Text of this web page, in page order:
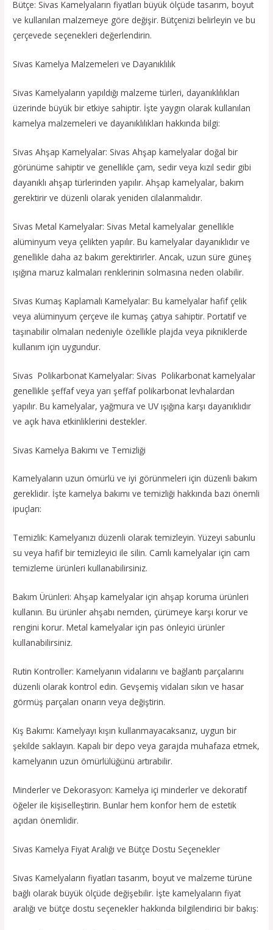
Bütçe: Sivas Kamelyaların fiyatları büyük ölçüde tasarım, boyut
ve kullanılan malzemeye göre değişir. Bütçenizi belirleyin ve bu
çerçevede seçenekleri değerlendirin.
Sivas Kamelya Malzemeleri ve Dayanıklılık
Sivas Kamelyaların yapıldığı malzeme türleri, dayanıklılıkları
üzerinde büyük bir etkiye sahiptir. İşte yaygın olarak kullanılan
kamelya malzemeleri ve dayanıklılıkları hakkında bilgi:
Sivas Ahşap Kamelyalar: Sivas Ahşap kamelyalar doğal bir
görünüme sahiptir ve genellikle çam, sedir veya kızıl sedir gibi
dayanıklı ahşap türlerinden yapılır. Ahşap kamelyalar, bakım
gerektirir ve düzenli olarak yeniden cilalanmalıdır.
Sivas Metal Kamelyalar: Sivas Metal kamelyalar genellikle
alüminyum veya çelikten yapılır. Bu kamelyalar dayanıklıdır ve
genellikle daha az bakım gerektirirler. Ancak, uzun süre güneş
ışığına maruz kalmaları renklerinin solmasına neden olabilir.
Sivas Kumaş Kaplamalı Kamelyalar: Bu kamelyalar hafif çelik
veya alüminyum çerçeve ile kumaş çatıya sahiptir. Portatif ve
taşınabilir olmaları nedeniyle özellikle plajda veya pikniklerde
kullanım için uygundur.
Sivas Polikarbonat Kamelyalar: Sivas Polikarbonat kamelyalar
genellikle şeffaf veya yarı şeffaf polikarbonat levhalardan
yapılır. Bu kamelyalar, yağmura ve UV ışığına karşı dayanıklıdır
ve açık hava etkinliklerini destekler.
Sivas Kamelya Bakımı ve Temizliği
Kamelyaların uzun ömürlü ve iyi görünmeleri için düzenli bakım
gereklidir. İşte kamelya bakımı ve temizliği hakkında bazı önemli
ipuçları:
Temizlik: Kamelyanızı düzenli olarak temizleyin. Yüzeyi sabunlu
su veya hafif bir temizleyici ile silin. Camlı kamelyalar için cam
temizleme ürünleri kullanabilirsiniz.
Bakım Ürünleri: Ahşap kamelyalar için ahşap koruma ürünleri
kullanın. Bu ürünler ahşabı nemden, çürümeye karşı korur ve
rengini korur. Metal kamelyalar için pas önleyici ürünler
kullanabilirsiniz.
Rutin Kontroller: Kamelyanın vidalarını ve bağlantı parçalarını
düzenli olarak kontrol edin. Gevşemiş vidaları sıkın ve hasar
görmüş parçaları onarın veya değiştirin.
Kış Bakımı: Kamelyayı kışın kullanmayacaksanız, uygun bir
şekilde saklayın. Kapalı bir depo veya garajda muhafaza etmek,
kamelyanın uzun ömürlülüğünü artırabilir.
Minderler ve Dekorasyon: Kamelya içi minderler ve dekoratif
öğeler ile kişiselleştirin. Bunlar hem konfor hem de estetik
açıdan önemlidir.
Sivas Kamelya Fiyat Aralığı ve Bütçe Dostu Seçenekler
Sivas Kamelyaların fiyatları tasarım, boyut ve malzeme türüne
bağlı olarak büyük ölçüde değişebilir. İşte kamelyaların fiyat
aralığı ve bütçe dostu seçenekler hakkında bilgilendirici bir bakış: